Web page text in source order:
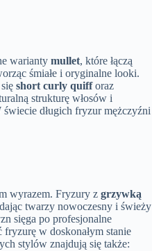
warianty mullet, które łączą
śmiałe i oryginalne looki.
short curly quifforaz
strukturę włosów i
długich fryzur mężczyźni
wyrazem. Fryzury z grzywką
twarzy nowoczesny i świeży
sięga po profesjonalne
w doskonałym stanie
stylów znajdują się także: